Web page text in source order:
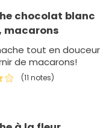
chocolat blanc
macarons
tout en douceur
de macarons!
(11 notes)